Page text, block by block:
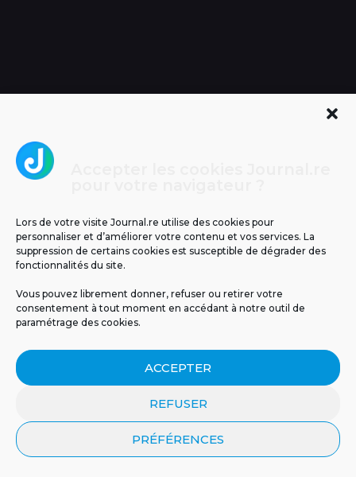
Lors de votre visite Journal.re utilise des cookies pour
personnaliser et d’améliorer votre contenu et vos services. La
suppression de certains cookies est susceptible de dégrader des
fonctionnalités du site.
Vous pouvez librement donner, refuser ou retirer votre
consentement à tout moment en accédant à notre outil de
paramétrage des cookies.
ACCEPTER
REFUSER
PRÉFÉRENCES
CRÉER UN COMPTE